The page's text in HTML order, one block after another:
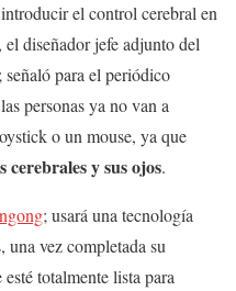
el control cerebral en
diseñador jefe adjunto del
para el periódico
personas ya no van a
o un mouse, ya que
cerebrales y sus ojos.
; usará una tecnología
una vez completada su
totalmente lista para